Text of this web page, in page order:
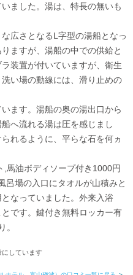
ました。湯は、特長の無いも
広さとなるL字型の湯船となっ
ますが、湯船の中での供給と
装置が付いていますが、衛生
い場の動線には、滑り止めの
ます。湯船の奥の湯出口から
へ流れる湯は圧を感じまし
れるように、平らな石を何ヵ
馬油ボディソープ付き1000円
呂場の入口にタオルが山積みと
なっていました。外来入浴
です。鍵付き無料ロッカー有
。
にしています